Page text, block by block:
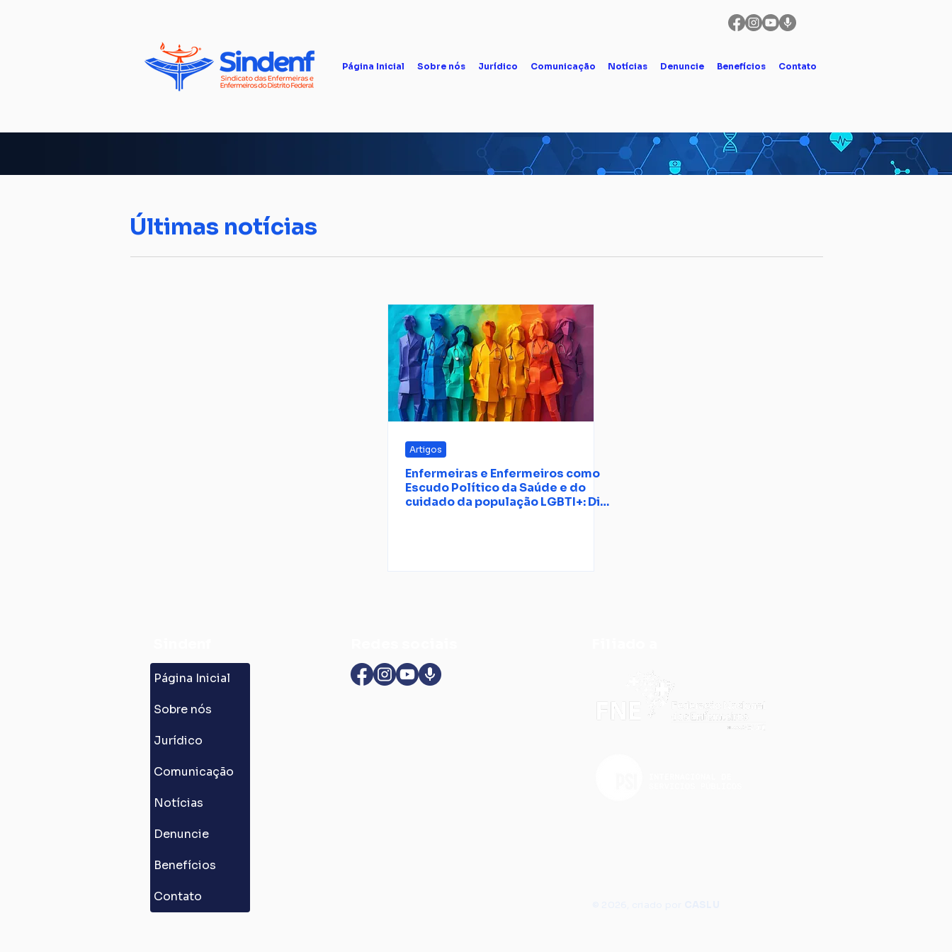
Página Inicial Sobre nós Jurídico Comunicação Notícias Denuncie Benefícios Contato
Últimas notícias
Artigos
Enfermeiras e Enfermeiros como
Escudo Político da Saúde e do
cuidado da população LGBTI+: Dia
Página Inicial
Sobre nós
Jurídico
Comunicação
Notícias
Denuncie
Benefícios
Contato